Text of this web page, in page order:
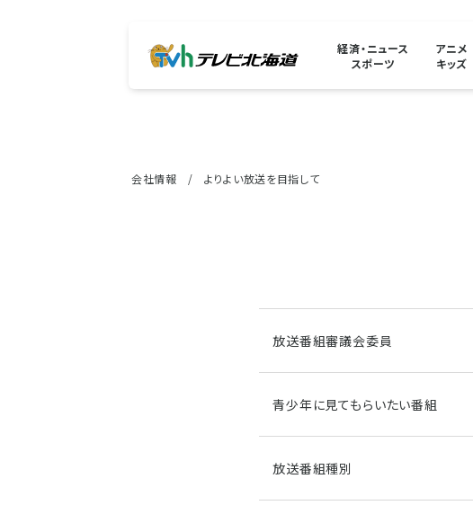
経済・ニュース
スポーツ
アニメ
キッズ
会社情報 よりよい放送を目指して
放送番組審議会委員
青少年に見てもらいたい番組
放送番組種別